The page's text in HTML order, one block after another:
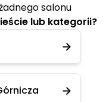
salonu
lub kategorii?